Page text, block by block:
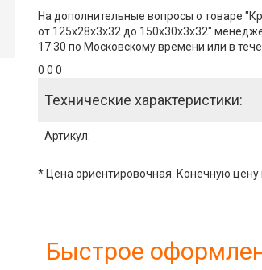
На дополнительные вопросы о товаре
от 125х28х3х32 до 150х30х3х32"
17:30 по Московскому времени или в
0 0 0
Технические характеристики:
Артикул:
* Цена ориентировочная. Конечную цену
Быстрое